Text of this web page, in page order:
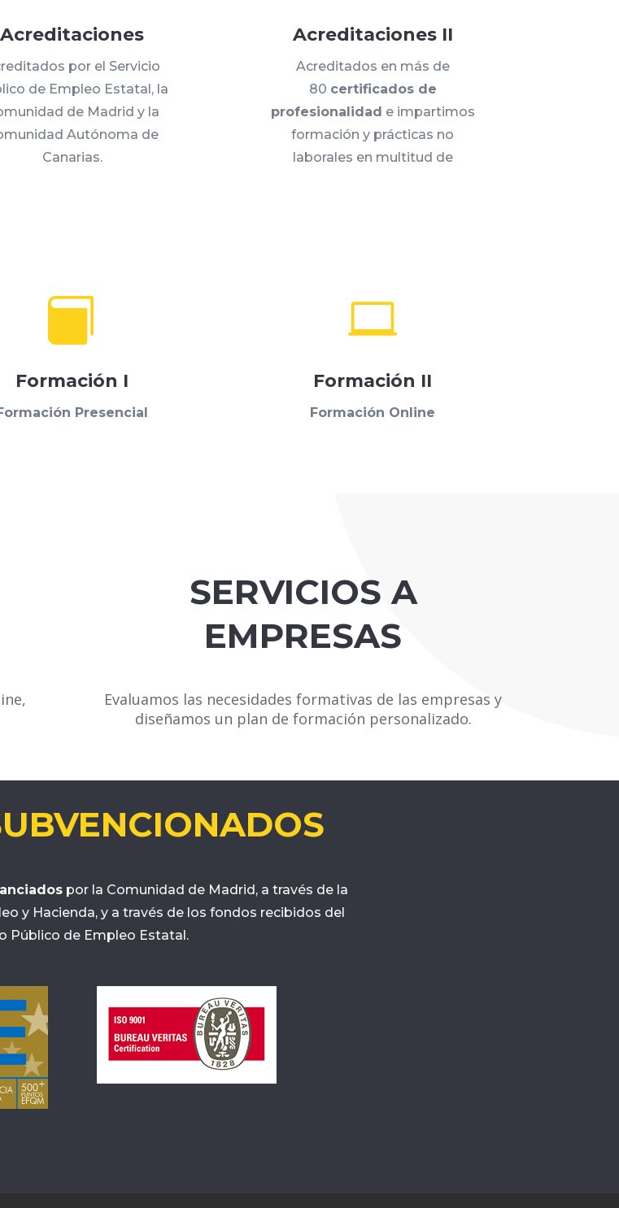
Acreditaciones
por el Servicio
de Empleo Estatal, la
de Madrid y la
Autónoma de
Canarias.
Acreditaciones II
Acreditados en más de
80 certificados de
profesionalidad e impartimos
formación y prácticas no
laborales en multitud de

Formación I
Presencial

Formación II
Formación Online
SERVICIOS A
EMPRESAS
Evaluamos las necesidades formativas de las empresas y
diseñamos un plan de formación personalizado.
por la Comunidad de Madrid, a través de la
y Hacienda, y a través de los fondos recibidos del
Público de Empleo Estatal.